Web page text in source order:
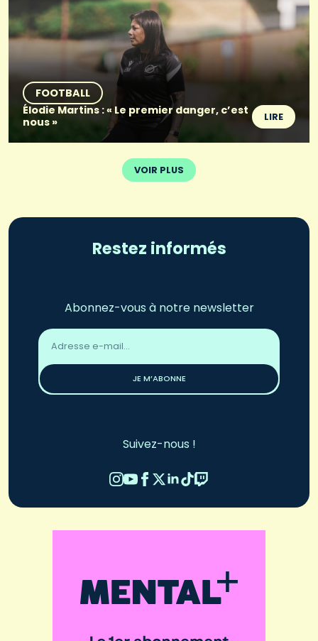
FOOTBALL
Élodie Martins : « Le premier danger, c’est
nous »
LIRE
VOIR PLUS
Restez informés
Abonnez-vous à notre newsletter
Adresse
email
JE M’ABONNE
Suivez-nous !